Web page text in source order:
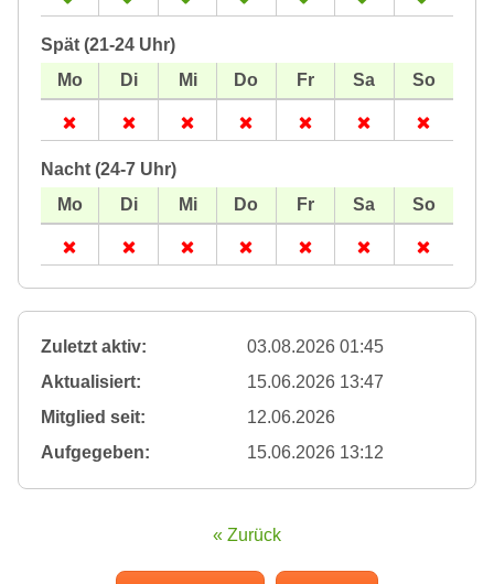
Spät (21-24 Uhr)
Nacht (24-7 Uhr)
Zuletzt aktiv:
03.08.2026 01:45
Aktualisiert:
15.06.2026 13:47
Mitglied seit:
12.06.2026
Aufgegeben:
15.06.2026 13:12
« Zurück